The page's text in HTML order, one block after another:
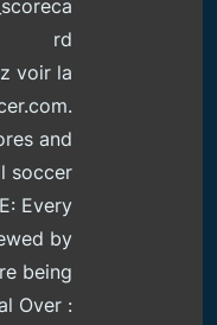
Rd
voir la
and
soccer
Every
by
being
Over :